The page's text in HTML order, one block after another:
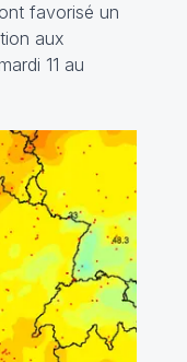
favorisé un
aux
11 au